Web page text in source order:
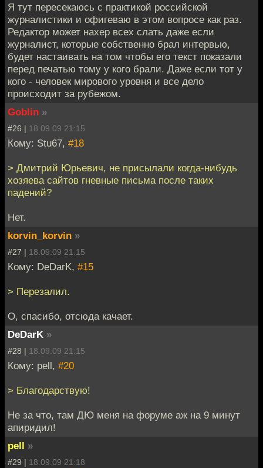
Я тут пересекаюсь с практикой российской
журналистики и офигеваю в этом вопросе как раз.
Редактор может нахер всех слать даже если
журналист, которые собственно брал интервью,
будет настаивать на том чтобы его текст показали
перед печатью тому у кого брали. Даже если тот у
кого - человек мирового уровня и все дело
происходит за рубежом.
Goblin »
#26 | 18.09.09 21:15
Кому: Stu67, #18
> Дмитрий Юрьевич, не присылали когда-нибудь
хозяева сайтов гневные письма после таких
падений?
Нет.
korvin_korvin »
#27 | 18.09.09 21:15
Кому: DeDarK, #15
> Перезалил.
О, спасибо, отсюда качает.
DeDarK »
#28 | 18.09.09 21:15
Кому: pell, #20
> Благодарствую!
Не за что, там ДЮ меня на форуме аж на 9 минут
апиридил!
pell »
#29 | 18.09.09 21:18